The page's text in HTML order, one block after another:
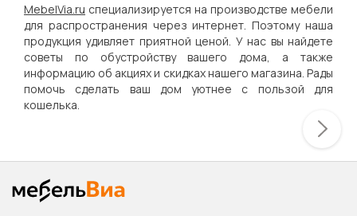
MebelVia.ru специализируется на производстве мебели
для распространения через интернет. Поэтому наша
продукция удивляет приятной ценой. У нас вы найдете
советы по обустройству вашего дома, а также
информацию об акциях и скидках нашего магазина. Рады
помочь сделать ваш дом уютнее с пользой для
кошелька.